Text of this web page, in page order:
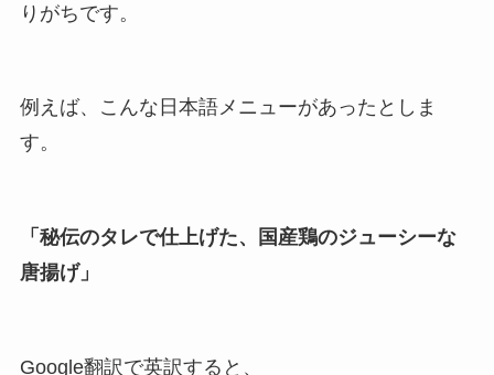
りがちです。
例えば、こんな日本語メニューがあったとしま
す。
「秘伝のタレで仕上げた、国産鶏のジューシーな
唐揚げ」
Google翻訳で英訳すると、